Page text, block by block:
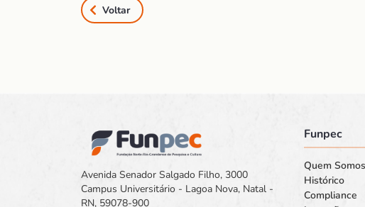
Voltar
Avenida Senador Salgado Filho, 3000
Campus Universitário - Lagoa Nova, Natal -
RN, 59078-900
Funpec
Quem Somos
Histórico
Compliance